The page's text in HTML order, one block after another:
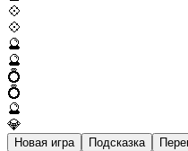
💠
💠
🔮
🔮
💍
💍
🔮
💎
Новая игра Подсказка